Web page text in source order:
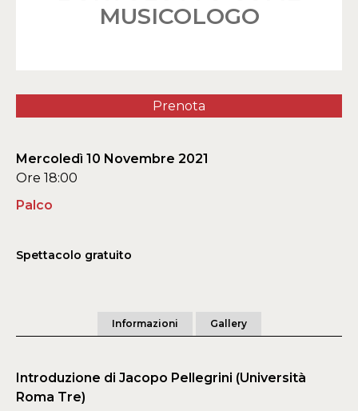
MUSICOLOGO
Prenota
Mercoledì 10 Novembre 2021
Ore 18:00
Palco
Spettacolo gratuito
Informazioni Gallery
Introduzione di Jacopo Pellegrini (Università
Roma Tre)